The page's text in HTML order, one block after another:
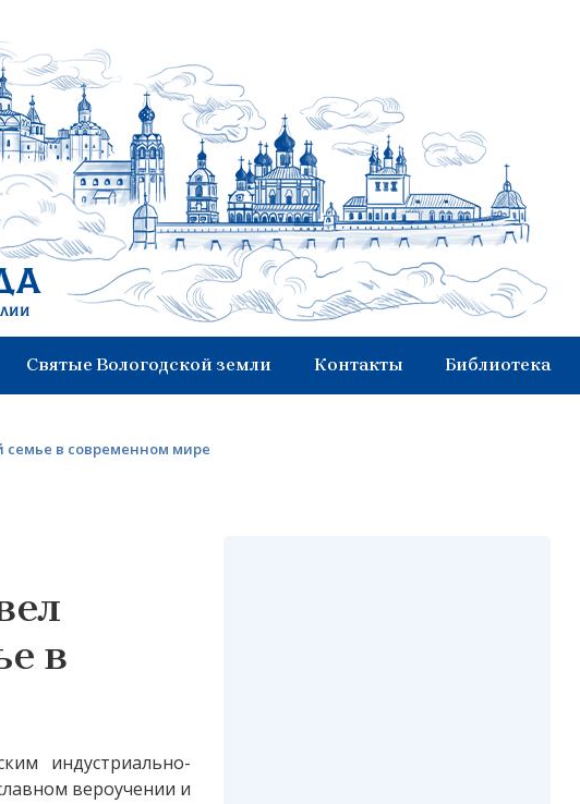
Святые Вологодской земли Контакты Библиотека
семье в современном мире
в
индустриально-
вероучении и